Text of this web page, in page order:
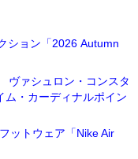
ション「2026 Autumn
ヴァシュロン・コンスタ
・カーディナルポイン
ットウェア「Nike Air